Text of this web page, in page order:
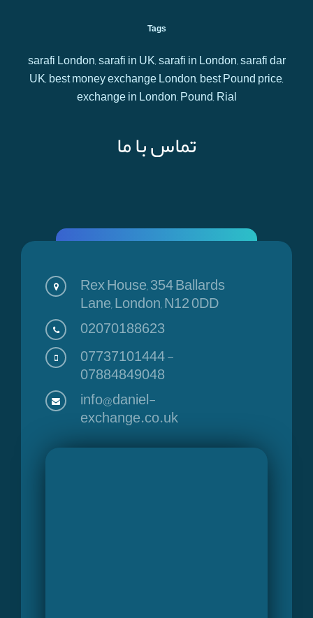
Tags
sarafi London, sarafi in UK, sarafi in London, sarafi dar
UK, best money exchange London, best Pound price,
exchange in London, Pound, Rial
تماس با ما
Rex House, 354 Ballards
Lane, London, N12 0DD
02070188623
07737101444-
07884849048
info@daniel-
exchange.co.uk